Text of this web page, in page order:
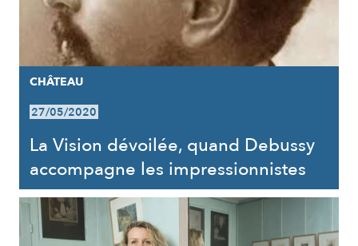
CHÂTEAU
27/05/2020
La Vision dévoilée, quand Debussy
accompagne les impressionnistes